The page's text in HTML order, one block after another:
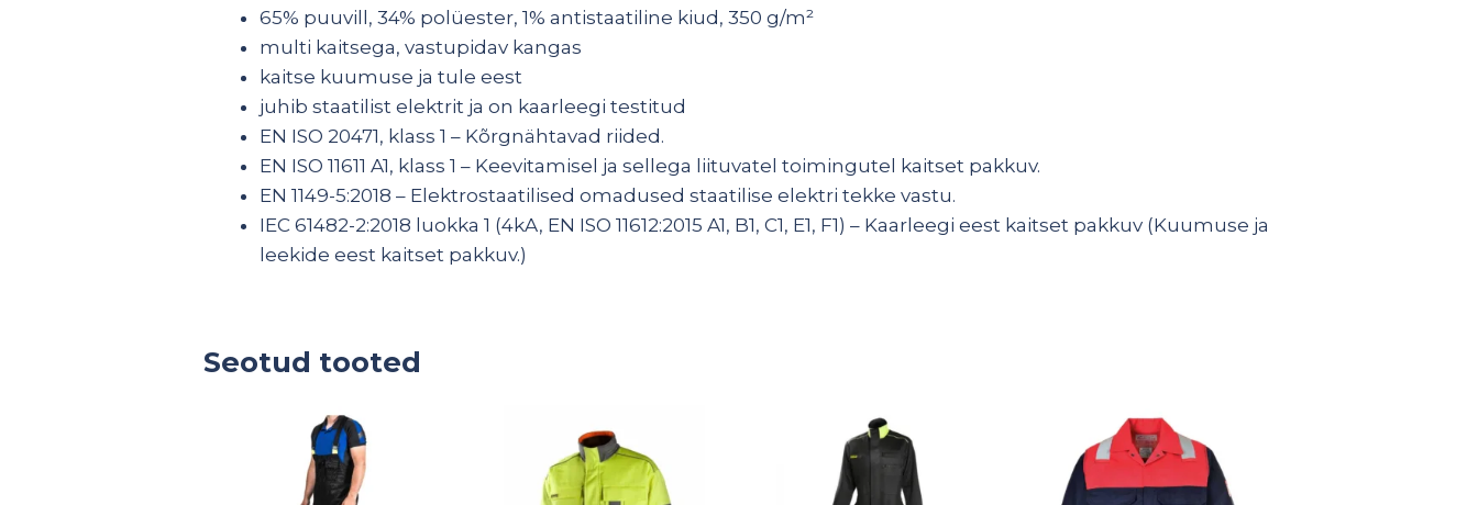
65% puuvill, 34% polüester, 1% antistaatiline kiud, 350 g/m²
multi kaitsega, vastupidav kangas
kaitse kuumuse ja tule eest
juhib staatilist elektrit ja on kaarleegi testitud
EN ISO 20471, klass 1 – Kõrgnähtavad riided.
EN ISO 11611 A1, klass 1 – Keevitamisel ja sellega liituvatel toimingutel kaitset pakkuv.
EN 1149-5:2018 – Elektrostaatilised omadused staatilise elektri tekke vastu.
IEC 61482-2:2018 luokka 1 (4kA, EN ISO 11612:2015 A1, B1, C1, E1, F1) – Kaarleegi eest kaitset pakkuv (Kuumuse ja
leekide eest kaitset pakkuv.)
Seotud tooted